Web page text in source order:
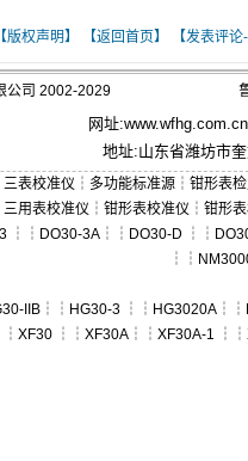
【版权声明】 【返回首页】 【发表评论-
公司 2002-2029
网址:www.wfhg.com.cn
地址:山东省潍坊市
三表校准仪 ┆ 多功能标准源 ┆ 钳形表
三用表校准仪 ┆ 钳形表校准仪 ┆ 钳形
┆┆ DO30-3A ┆┆ DO30-D ┆┆
┆┆
IIB ┆┆ HG30-3 ┆┆ HG3020A ┆┆
┆ XF30 ┆┆ XF30A ┆┆ XF30A-1 ┆┆